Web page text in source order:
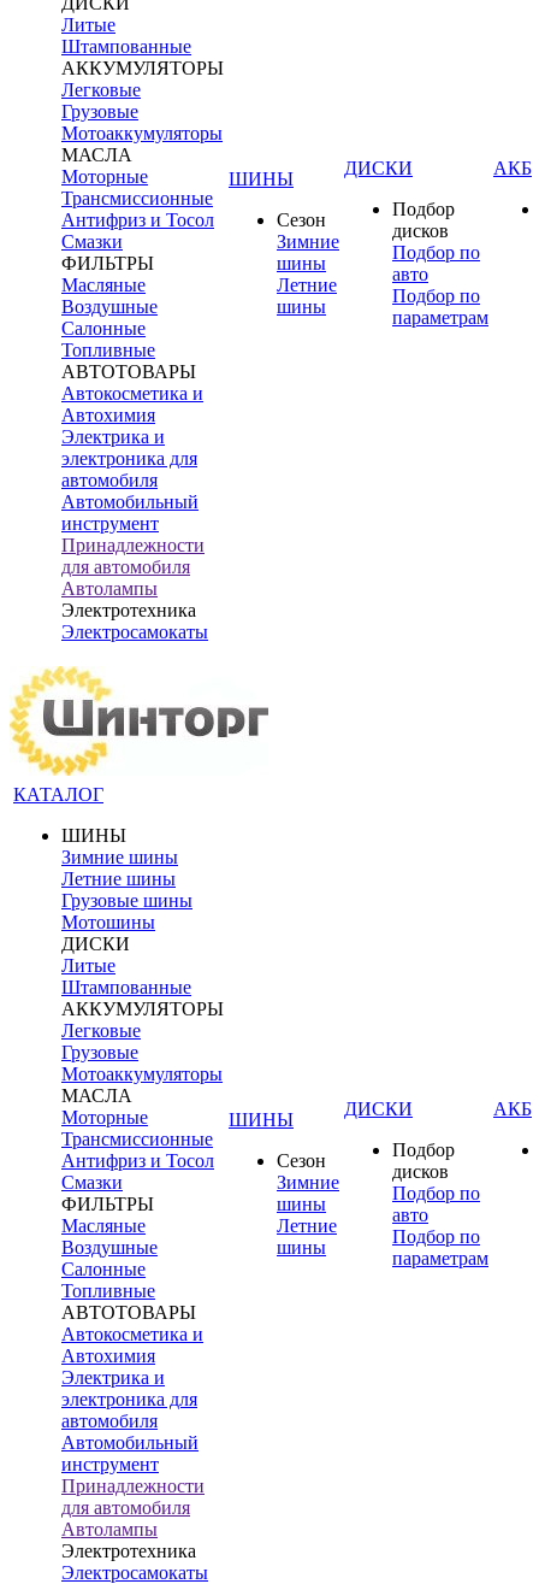
Литые
Штампованные
АККУМУЛЯТОРЫ
Легковые
Грузовые
Мотоаккумуляторы
МАСЛА
Моторные
Трансмиссионные
Антифриз и Тосол
Смазки
ФИЛЬТРЫ
Масляные
Воздушные
Салонные
Топливные
АВТОТОВАРЫ
Автокосметика и
Автохимия
Электрика и
электроника для
автомобиля
Автомобильный
инструмент
Принадлежности
для автомобиля
Автолампы
Электротехника
Электросамокаты
ШИНЫ
Сезон
Зимние
шины
Летние
шины
ДИСКИ
Подбор
дисков
Подбор по
авто
Подбор по
параметрам
АКБ
КАТАЛОГ
ШИНЫ
Зимние шины
Летние шины
Грузовые шины
Мотошины
ДИСКИ
Литые
Штампованные
АККУМУЛЯТОРЫ
Легковые
Грузовые
Мотоаккумуляторы
МАСЛА
Моторные
Трансмиссионные
Антифриз и Тосол
Смазки
ФИЛЬТРЫ
Масляные
Воздушные
Салонные
Топливные
АВТОТОВАРЫ
Автокосметика и
Автохимия
Электрика и
электроника для
автомобиля
Автомобильный
инструмент
Принадлежности
для автомобиля
Автолампы
Электротехника
Электросамокаты
ШИНЫ
Сезон
Зимние
шины
Летние
шины
ДИСКИ
Подбор
дисков
Подбор по
авто
Подбор по
параметрам
АКБ